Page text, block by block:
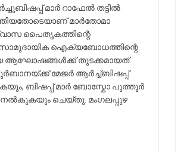
മാർ റാഫേൽ തട്ടിൽ
മാർതോമാ
പൈതൃകത്തിന്റെ
സാമുദായിക ഐക്യബോധത്തിന്റെ
ആഘോഷങ്ങൾക്ക് തുടക്കമായത്.
മേജർ ആർച്ച്ബിഷപ്പ്
ബിഷപ്പ് മാർ ബോസ്കോ പുത്തൂർ
നൽകുകയും ചെയ്തു. മംഗലപ്പുഴ